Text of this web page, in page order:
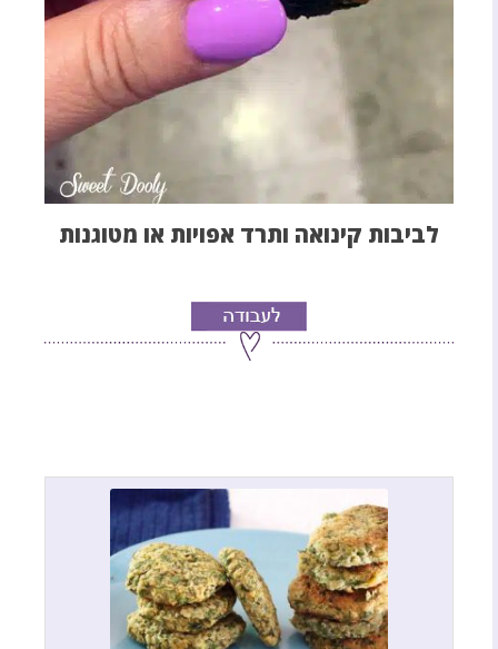
לביבות קינואה ותרד אפויות או מטוגנות